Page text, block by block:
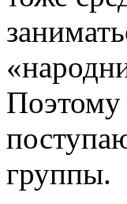
Поэтому
группы.